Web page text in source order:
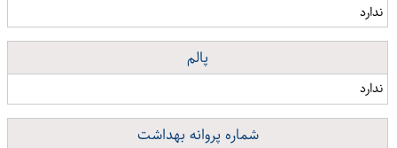
ندارد
پالم
ندارد
شماره پروانه بهداشت